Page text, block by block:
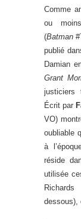
Comme
ou
(Batman
publié
Damian
Grant
justiciers
Écrit par
VO)
oubliable
à
réside
utilisée
dessous),